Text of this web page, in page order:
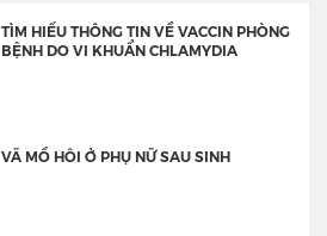
TÌM HIỂU THÔNG TIN VỀ VACCIN PHÒNG
BỆNH DO VI KHUẨN CHLAMYDIA
VÃ MỒ HÔI Ở PHỤ NỮ SAU SINH